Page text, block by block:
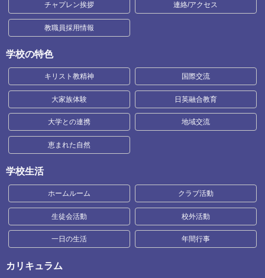
チャプレン挨拶 連絡/アクセス
教職員採用情報
学校の特色
キリスト教精神 国際交流
大家族体験 日英融合教育
大学との連携 地域交流
恵まれた自然
学校生活
ホームルーム クラブ活動
生徒会活動 校外活動
一日の生活 年間行事
カリキュラム